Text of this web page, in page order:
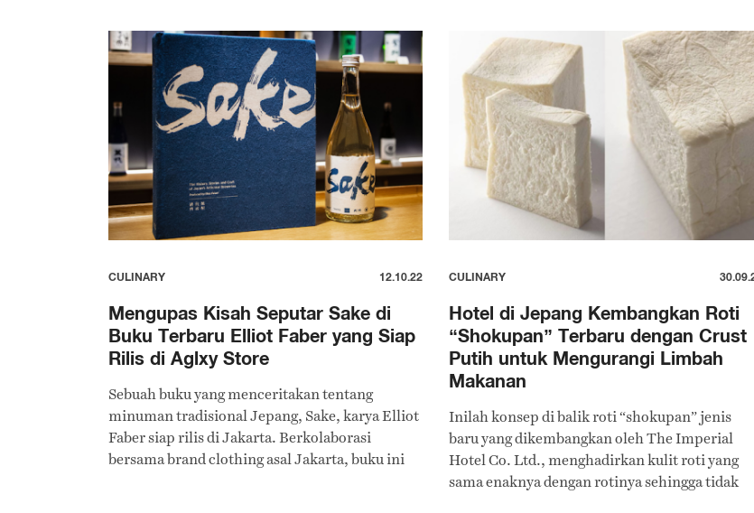
musik itu sendiri.
CULINARY 12.10.22
Mengupas Kisah Seputar Sake di
Buku Terbaru Elliot Faber yang Siap
Rilis di Aglxy Store
Sebuah buku yang menceritakan tentang
minuman tradisional Jepang, Sake, karya Elliot
Faber siap rilis di Jakarta. Berkolaborasi
bersama brand clothing asal Jakarta, buku ini
CULINARY
Hotel di Jepang Kembangkan Roti
“Shokupan” Terbaru dengan Crust
Putih untuk Mengurangi Limbah
Makanan
Inilah konsep di balik roti “shokupan” jenis
baru yang dikembangkan oleh The Imperial
Hotel Co. Ltd., menghadirkan kulit roti yang
sama enaknya dengan rotinya sehingga tidak